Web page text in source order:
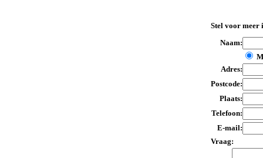
Stel voor meer
Naam:
Adres:
Postcode:
Plaats:
Telefoon:
E-mail:
Vraag: